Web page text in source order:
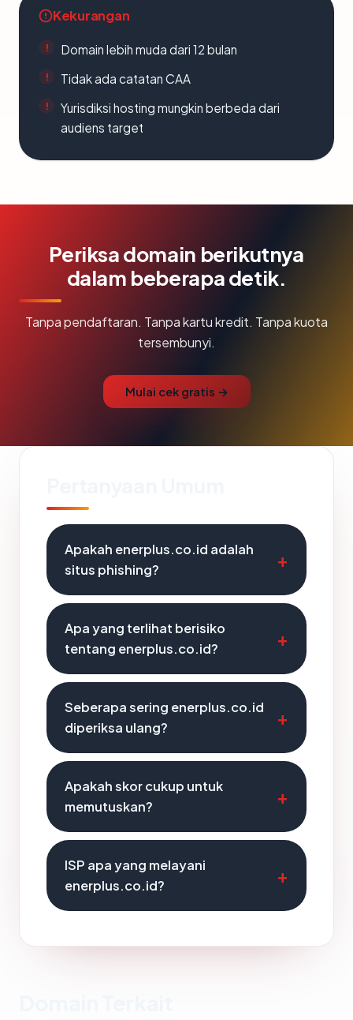
Kekurangan
Domain lebih muda dari 12 bulan
Tidak ada catatan CAA
Yurisdiksi hosting mungkin berbeda dari
audiens target
Periksa domain berikutnya
dalam beberapa detik.
Tanpa pendaftaran. Tanpa kartu kredit. Tanpa kuota
tersembunyi.
Mulai cek gratis →
Apakah enerplus.co.id adalah
situs phishing?
Apa yang terlihat berisiko
tentang enerplus.co.id?
Seberapa sering enerplus.co.id
diperiksa ulang?
Apakah skor cukup untuk
memutuskan?
ISP apa yang melayani
enerplus.co.id?